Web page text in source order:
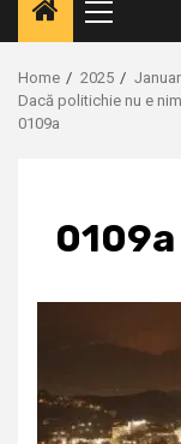
Primary
Menu
Home 2025
Dacă politichie nu e
0109a
0109a